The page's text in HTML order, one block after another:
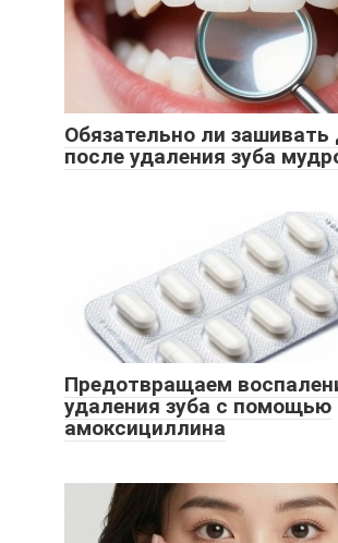
Обязательно ли зашивать
после удаления зуба
Предотвращаем
удаления зуба с помощью
амоксициллина